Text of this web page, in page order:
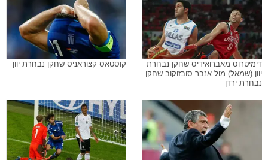
דימיטרוס מאברואידיס שחקן נבחרת
יוון (שמאל) מול אנבר סובזוקוב שחקן
נבחרת ירדן
קוסטאס קצוראניס שחקן נבחרת יוון